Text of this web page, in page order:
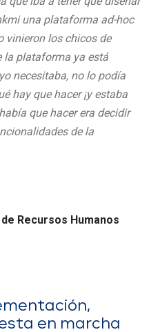
una plataforma ad-hoc
vinieron los chicos de
la plataforma ya está
necesitaba, no lo podía
hay que hacer ¡y estaba
que hacer era decidir
de la
Recursos Humanos
en marcha